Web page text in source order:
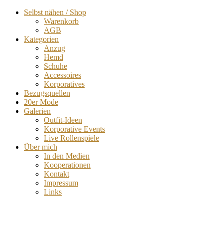
Selbst nähen / Shop
Warenkorb
AGB
Kategorien
Anzug
Hemd
Schuhe
Accessoires
Korporatives
Bezugsquellen
20er Mode
Galerien
Outfit-Ideen
Korporative Events
Live Rollenspiele
Über mich
In den Medien
Kooperationen
Kontakt
Impressum
Links